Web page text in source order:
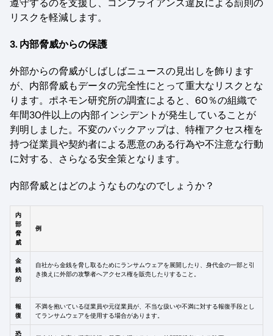
リスクを軽減します。
3. 内部脅威からの保護
外部からの脅威がしばしばニュースの見出しを飾ります
が、内部脅威もデータの完全性にとって重大なリスクとな
ります。ポネモン研究所の調査によると、60％の組織で
年間30件以上の内部インシデントが発生していることが
判明しました。不変のバックアップは、特権アクセス権を
持つ従業員や契約者による悪意のある行為や不注意な行動
に対する、さらなる安全策となります。
内部脅威とはどのようなものなのでしょうか？
内
部
脅
威
例
金
銭
的
自社から金銭を脅し取るためにランサムウェアを展開したり、身代金の一部と引
き換えに外部の攻撃者へアクセス権を販売したりすること。
報
復
不満を抱いている従業員や元従業員が、不当な扱いや不満に対する報復手段とし
てランサムウェアを使用する場合があります。
恐